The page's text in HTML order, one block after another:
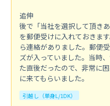
追伸
後で「当社を選択して頂き
を郵便受けに入れておきま
ら連絡がありました。郵便
ズが入っていました。当時
た直後だったので、非常に
に来てもらいました。
引越し（単身L/1DK）